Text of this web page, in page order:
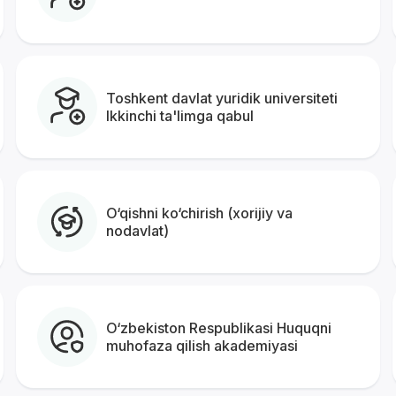
Toshkent davlat yuridik universiteti
Ikkinchi ta'limga qabul
O‘qishni ko‘chirish (xorijiy va
nodavlat)
O‘zbekiston Respublikasi Huquqni
muhofaza qilish akademiyasi